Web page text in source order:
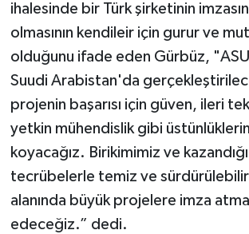
ihalesinde bir Türk şirketinin
olmasının kendileir için gurur ve
olduğunu ifade eden Gürbüz,
Suudi Arabistan'da
projenin başarısı için güven, ileri
yetkin mühendislik gibi
koyacağız. Birikimimiz ve
tecrübelerle temiz ve
alanında büyük projelere imza
edeceğiz.” dedi.